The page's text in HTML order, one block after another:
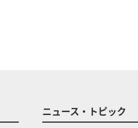
ニュース・トピック